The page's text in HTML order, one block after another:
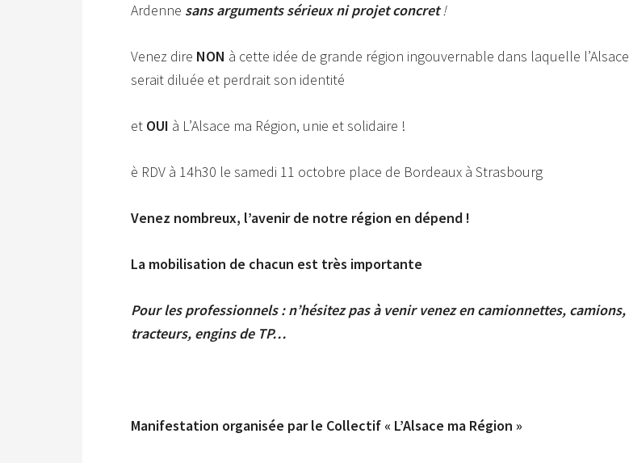
Ardenne sans arguments sérieux ni projet concret!
Venez dire NON à cette idée de grande région ingouvernable dans laquelle l’Alsace
serait diluée et perdrait son identité
et OUI à L’Alsace ma Région, unie et solidaire !
è RDV à 14h30 le samedi 11 octobre place de Bordeaux à Strasbourg
Venez nombreux, l’avenir de notre région en dépend !
La mobilisation de chacun est très importante
Pour les professionnels : n’hésitez pas à venir venez en camionnettes, camions,
tracteurs, engins de TP…
Manifestation organisée par le Collectif « L’Alsace ma Région »